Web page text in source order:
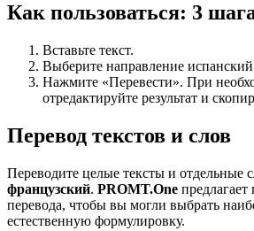
Как пользоваться: 3
Вставьте текст.
Выберите направление
Нажмите «Перевести». При
отредактируйте результат и
Перевод текстов и слов
Переводите целые тексты и отдельные
французский. PROMT.One
перевода, чтобы вы могли выбрать
естественную формулировку.